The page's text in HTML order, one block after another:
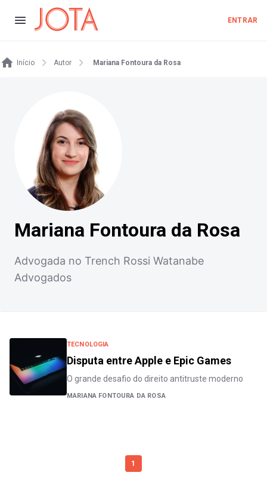
ENTRAR
Início Autor Mariana Fontoura da Rosa
Mariana Fontoura da Rosa
Advogada no Trench Rossi Watanabe
Advogados
TECNOLOGIA
Disputa entre Apple e Epic Games
O grande desafio do direito antitruste moderno
MARIANA FONTOURA DA ROSA
1